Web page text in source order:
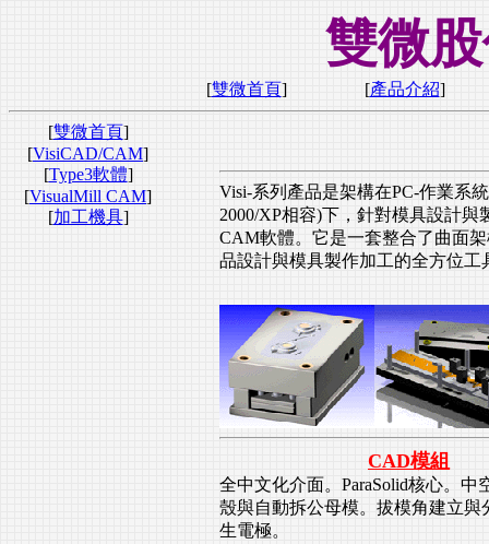
雙微
[雙微首頁] [產品介紹]
[雙微首頁]
[VisiCAD/CAM]
[Type3軟體]
[VisualMill CAM]
[加工機具]
Visi-系列產品是架構在PC-作業系
2000/XP相容)下，針對模具設計與
CAM軟體。它是一套整合了曲面
品設計與模具製作加工的全方位工
CAD模組
全中文化介面。ParaSolid核心。 中
殼與自動拆公母模。拔模角建立與
生電極。